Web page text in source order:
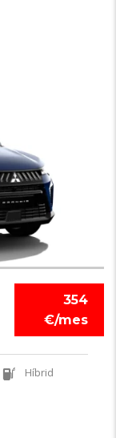
354
€/mes
Híbrid